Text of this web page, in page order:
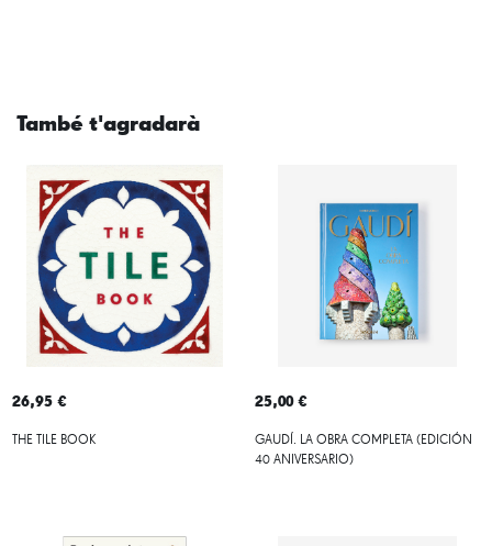
També t'agradarà
26,95 €
THE TILE BOOK
25,00 €
GAUDÍ. LA OBRA COMPLETA (EDICIÓN
40 ANIVERSARIO)